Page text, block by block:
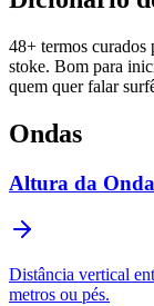
48+ termos
stoke. Bom para
quem quer falar
Ondas
Altura da Onda
Distância vertical
metros ou pés.